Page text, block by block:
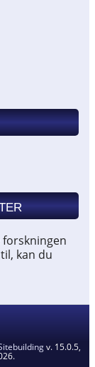
kan du
v. 15.0.5,